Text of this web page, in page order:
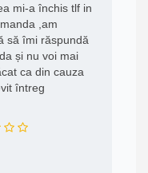
mi-a închis tlf in
,am
să îmi răspundă
și nu voi mai
ca din cauza
întreg